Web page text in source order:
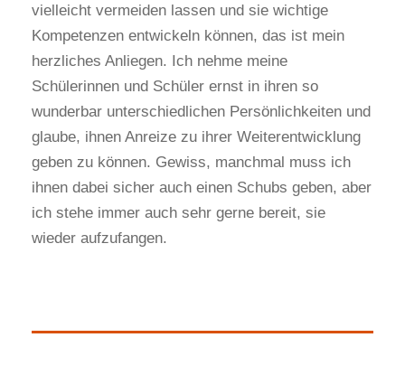
vielleicht vermeiden lassen und sie wichtige
Kompetenzen entwickeln können, das ist mein
herzliches Anliegen. Ich nehme meine
Schülerinnen und Schüler ernst in ihren so
wunderbar unterschiedlichen Persönlichkeiten und
glaube, ihnen Anreize zu ihrer Weiterentwicklung
geben zu können. Gewiss, manchmal muss ich
ihnen dabei sicher auch einen Schubs geben, aber
ich stehe immer auch sehr gerne bereit, sie
wieder aufzufangen.